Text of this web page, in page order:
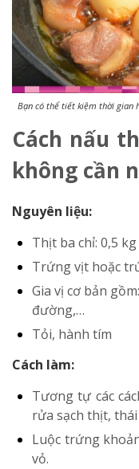
Bạn có thể tiết kiệm thời gian
Cách nấu
không cần
Nguyên liệu:
Thịt ba chỉ: 0,5 kg
Trứng vịt hoặc
Gia vị cơ bản
đường,…
Tỏi, hành tím
Cách làm:
Tương tự các
rửa sạch thịt,
Luộc trứng
vỏ.